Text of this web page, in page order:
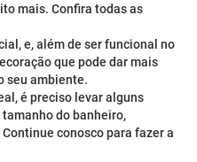
mais. Confira todas as
e, além de ser funcional no
que pode dar mais
seu ambiente.
é preciso levar alguns
do banheiro,
conosco para fazer a